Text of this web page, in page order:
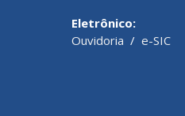
Eletrônico:
Ouvidoria / e-SIC